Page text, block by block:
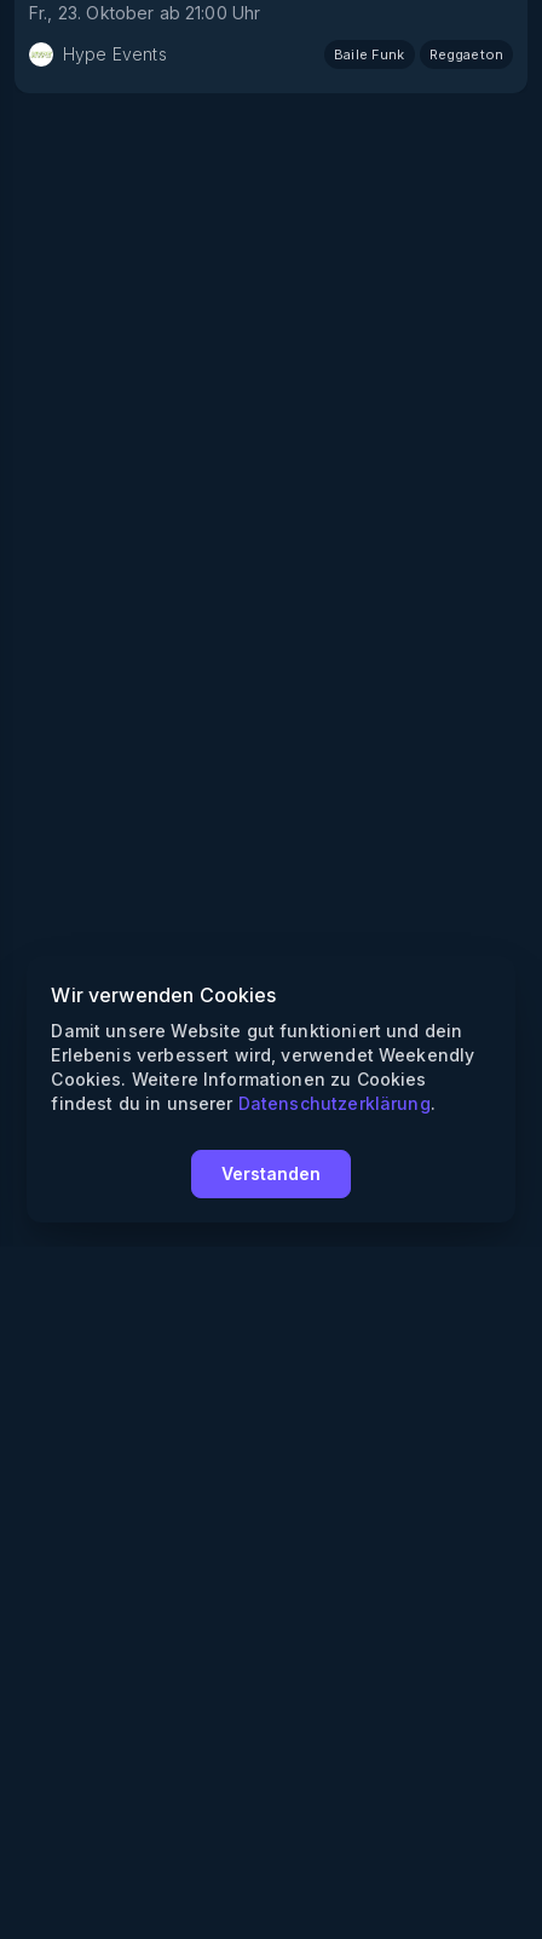
Wir verwenden Cookies
Damit unsere Website gut funktioniert und dein
Erlebenis verbessert wird, verwendet Weekendly
Cookies. Weitere Informationen zu Cookies
findest du in unserer Datenschutzerklärung.
Verstanden
Fr., 23. Oktober ab 21:00 Uhr
Hype Events
Baile Funk Reggaeton